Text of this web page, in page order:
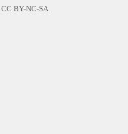
CC BY-NC-SA